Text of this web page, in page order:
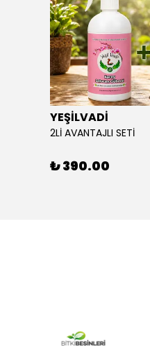
YEŞİLVADİ
2Lİ AVANTAJLI SETİ
₺ 390.00